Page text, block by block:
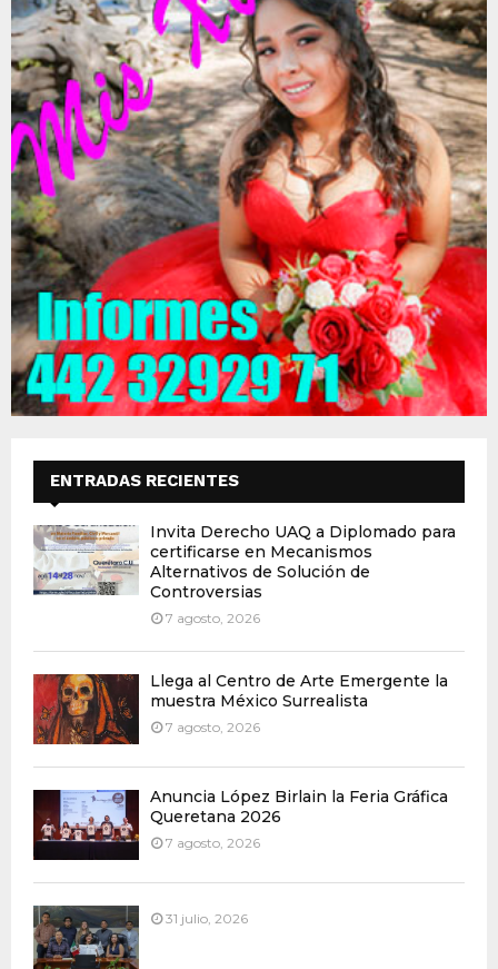
ENTRADAS RECIENTES
Invita Derecho UAQ a Diplomado para
certificarse en Mecanismos
Alternativos de Solución de
Controversias
7 agosto, 2026
Llega al Centro de Arte Emergente la
muestra México Surrealista
7 agosto, 2026
Anuncia López Birlain la Feria Gráfica
Queretana 2026
7 agosto, 2026
31 julio, 2026